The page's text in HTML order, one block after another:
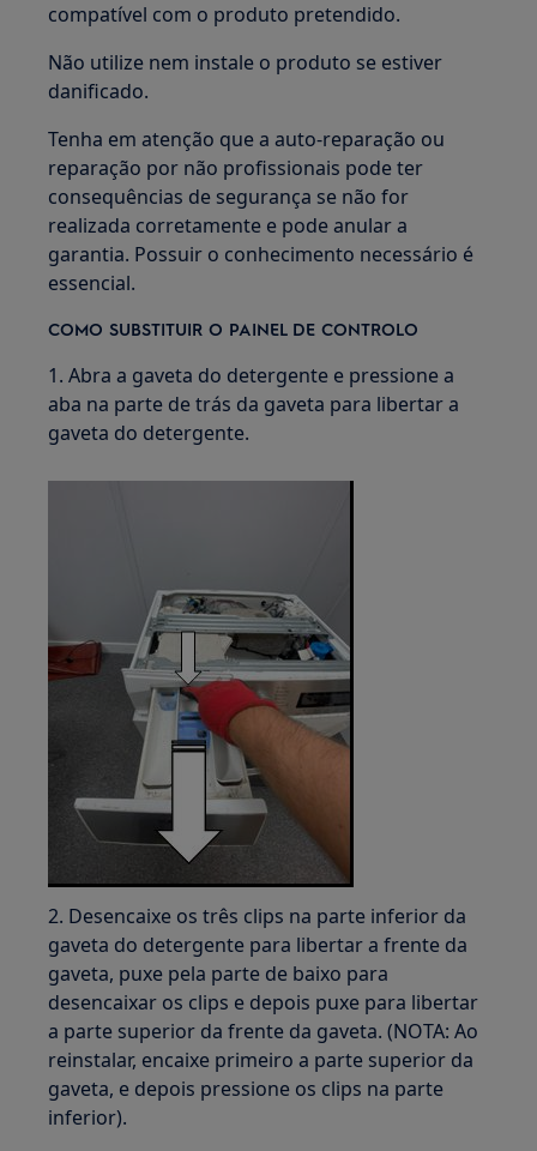
compatível com o produto pretendido.
Não utilize nem instale o produto se estiver
danificado.
Tenha em atenção que a auto-reparação ou
reparação por não profissionais pode ter
consequências de segurança se não for
realizada corretamente e pode anular a
garantia. Possuir o conhecimento necessário é
essencial.
COMO SUBSTITUIR O PAINEL DE CONTROLO
1. Abra a gaveta do detergente e pressione a
aba na parte de trás da gaveta para libertar a
gaveta do detergente.
2. Desencaixe os três clips na parte inferior da
gaveta do detergente para libertar a frente da
gaveta, puxe pela parte de baixo para
desencaixar os clips e depois puxe para libertar
a parte superior da frente da gaveta. (NOTA: Ao
reinstalar, encaixe primeiro a parte superior da
gaveta, e depois pressione os clips na parte
inferior).